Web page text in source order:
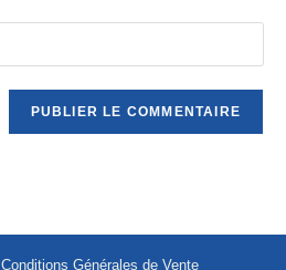
Conditions Générales de Vente